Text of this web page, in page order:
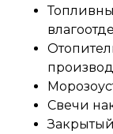
Свечи